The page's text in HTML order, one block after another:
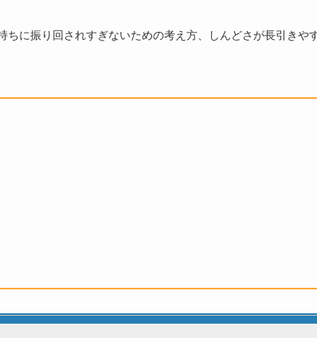
に振り回されすぎないための考え方、しんどさが長引きや